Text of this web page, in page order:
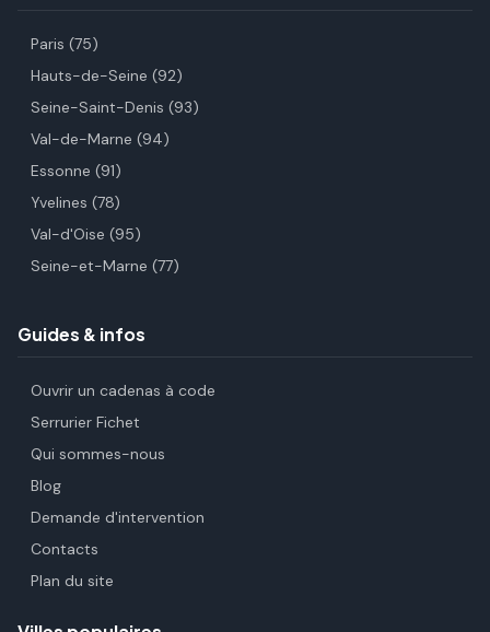
Paris (75)
Hauts-de-Seine (92)
Seine-Saint-Denis (93)
Val-de-Marne (94)
Essonne (91)
Yvelines (78)
Val-d'Oise (95)
Seine-et-Marne (77)
Guides & infos
Ouvrir un cadenas à code
Serrurier Fichet
Qui sommes-nous
Blog
Demande d'intervention
Contacts
Plan du site